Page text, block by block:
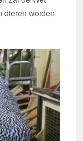
dieren worden